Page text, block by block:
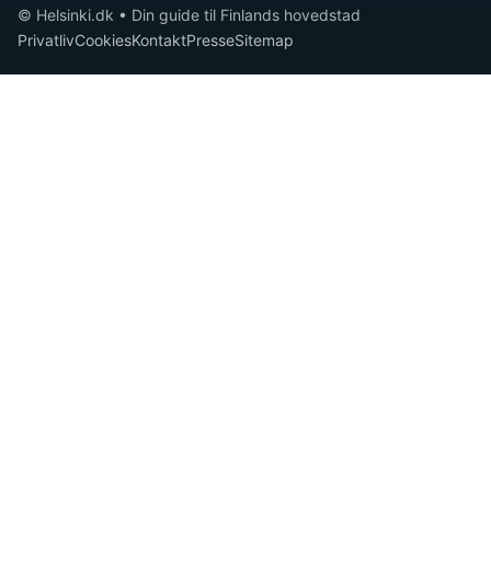
© Helsinki.dk • Din guide til Finlands hovedstad
PrivatlivCookiesKontaktPresseSitemap